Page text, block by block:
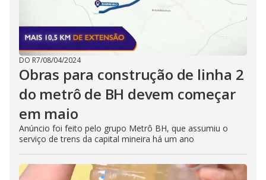
DO R7/08/04/2024
Obras para construção de linha 2
do metrô de BH devem começar
em maio
Anúncio foi feito pelo grupo Metrô BH, que assumiu o
serviço de trens da capital mineira há um ano